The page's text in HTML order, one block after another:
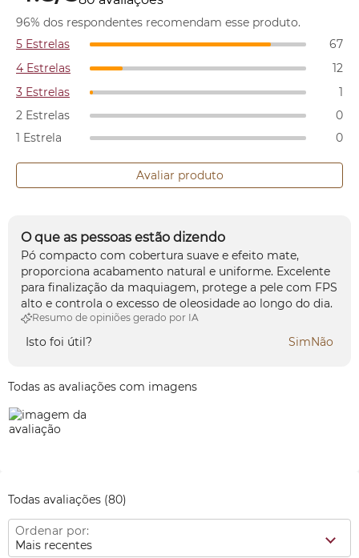
96% dos respondentes recomendam esse produto.
5 Estrelas
67
4 Estrelas
12
3 Estrelas
1
2 Estrelas
0
1 Estrela
0
Avaliar produto
O que as pessoas estão dizendo
Pó compacto com cobertura suave e efeito mate,
proporciona acabamento natural e uniforme. Excelente
para finalização da maquiagem, protege a pele com FPS
alto e controla o excesso de oleosidade ao longo do dia.
Resumo de opiniões gerado por IA
Isto foi útil? SimNão
Todas as avaliações com imagens
Todas avaliações (80)
Ordenar por:
Mais recentes